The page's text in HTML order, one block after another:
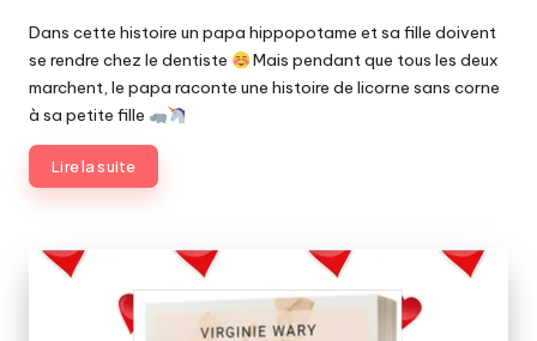
Dans cette histoire un papa hippopotame et sa fille doivent
se rendre chez le dentiste
Mais pendant que tous les deux
marchent, le papa raconte une histoire de licorne sans corne
à sa petite fille
Lire la suite